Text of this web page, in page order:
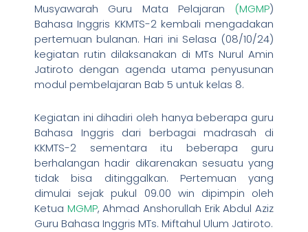
Musyawarah Guru Mata Pelajaran (MGMP)
Bahasa Inggris KKMTS-2 kembali mengadakan
pertemuan bulanan. Hari ini Selasa (08/10/24)
kegiatan rutin dilaksanakan di MTs Nurul Amin
Jatiroto dengan agenda utama penyusunan
modul pembelajaran Bab 5 untuk kelas 8.
Kegiatan ini dihadiri oleh hanya beberapa guru
Bahasa Inggris dari berbagai madrasah di
KKMTS-2 sementara itu beberapa guru
berhalangan hadir dikarenakan sesuatu yang
tidak bisa ditinggalkan. Pertemuan yang
dimulai sejak pukul 09.00 win dipimpin oleh
Ketua MGMP, Ahmad Anshorullah Erik Abdul Aziz
Guru Bahasa Inggris MTs. Miftahul Ulum Jatiroto.